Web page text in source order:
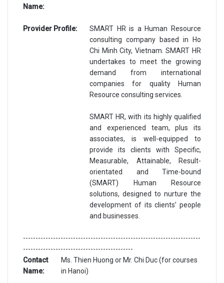
Name:
Provider Profile:
SMART HR is a Human Resource
consulting company based in Ho
Chi Minh City, Vietnam. SMART HR
undertakes to meet the growing
demand from international
companies for quality Human
Resource consulting services.
SMART HR, with its highly qualified
and experienced team, plus its
associates, is well-equipped to
provide its clients with Specific,
Measurable, Attainable, Result-
orientated and Time-bound
(SMART) Human Resource
solutions, designed to nurture the
development of its clients’ people
and businesses.
-----------------------------------------------------------------------
--------------------------------------------
Contact
Name:
Ms. Thien Huong or Mr. Chi Duc (for courses
in Hanoi)